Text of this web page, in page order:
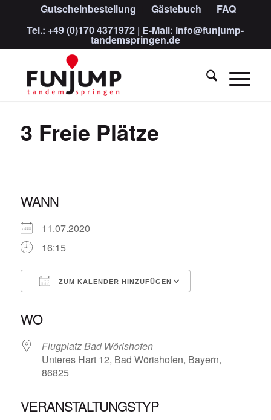
Gutscheinbestellung Gästebuch
FAQ
Tel.: +49 (0)170 4371972 | E-Mail: info@funjump-
tandemspringen.de
3 Freie Plätze
WANN
11.07.2020
16:15
ZUM KALENDER HINZUFÜGEN
WO
Flugplatz Bad Wörishofen
Unteres Hart 12, Bad Wörishofen, Bayern,
86825
VERANSTALTUNGSTYP